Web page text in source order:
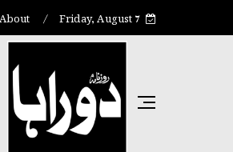
Friday, August 7
About